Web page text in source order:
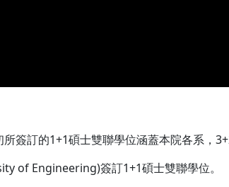
簽訂的1+1碩士雙聯學位涵蓋本院各系，
of Engineering)簽訂1+1碩士雙聯學位。